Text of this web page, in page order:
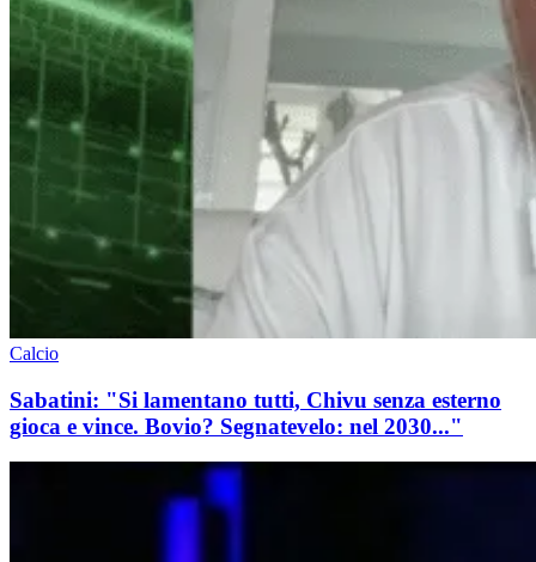
Calcio
Sabatini: "Si lamentano tutti, Chivu senza esterno
gioca e vince. Bovio? Segnatevelo: nel 2030..."